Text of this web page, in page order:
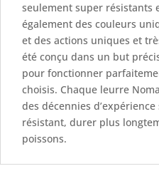
seulement super résistants
également des couleurs
et des actions uniques et
été conçu dans un but
pour fonctionner
choisis. Chaque leurre
des décennies
résistant, durer plus
poissons.